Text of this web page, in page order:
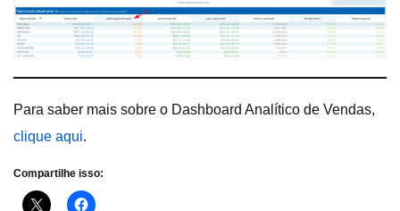
Para saber mais sobre o Dashboard Analítico de Vendas,
clique aqui.
Compartilhe isso: